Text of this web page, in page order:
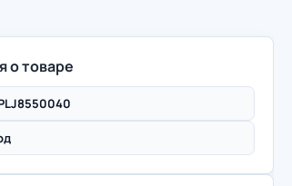
о товаре